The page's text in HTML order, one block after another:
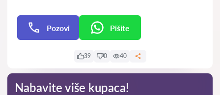
Pozovi Pišite
39 0 40
Nabavite više kupaca!